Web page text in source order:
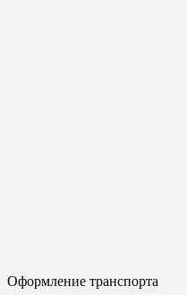
Оформление транспорта